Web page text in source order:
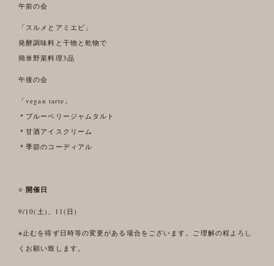
午前の会
「スルメとアミエビ」
発酵調味料と干物と乾物で
簡単野菜料理3品
午後の会
「vegan tarte」
＊ブルーベリージャムタルト
＊甘酒アイスクリーム
＊季節のコーディアル
○ 開催日
9/10(土)、11(日)
※止むを得ず日時等の変更がある場合をございます。ご理解の程よろし
くお願い致します。